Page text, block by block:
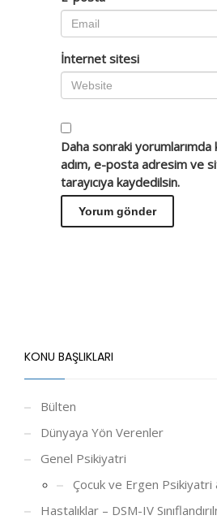
İnternet sitesi
Daha sonraki yorumlarımda
adım, e-posta adresim ve
tarayıcıya kaydedilsin.
KONU BAŞLIKLARI
Bülten
Dünyaya Yön Verenler
Genel Psikiyatri
Çocuk ve Ergen
Hastalıklar – DSM-IV